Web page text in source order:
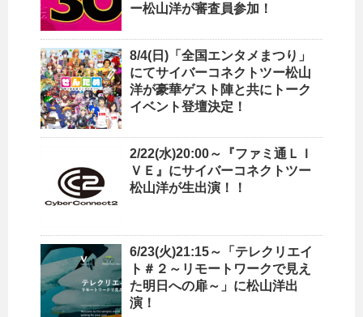
ー松山洋が審査員参加！
8/4(日)「全国エンタメまつり」
にてサイバーコネクトツー松山
洋が豪華ゲスト陣と共にトーク
イベント登壇決定！
2/22(水)20:00～『ファミ通ＬＩ
ＶＥ』にサイバーコネクトツー
松山洋が生出演！！
6/23(火)21:15～「テレクリエイ
ト＃２～リモートワークで見え
た明日への扉～」に松山洋出
演！